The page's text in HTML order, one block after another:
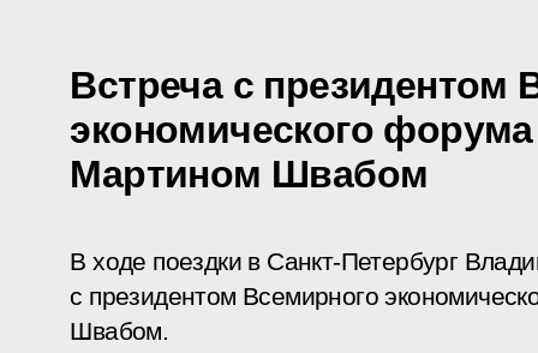
Встреча с президентом
экономического
Мартином Швабом
В ходе поездки в Санкт-Петербург
с президентом Всемирного
Швабом.